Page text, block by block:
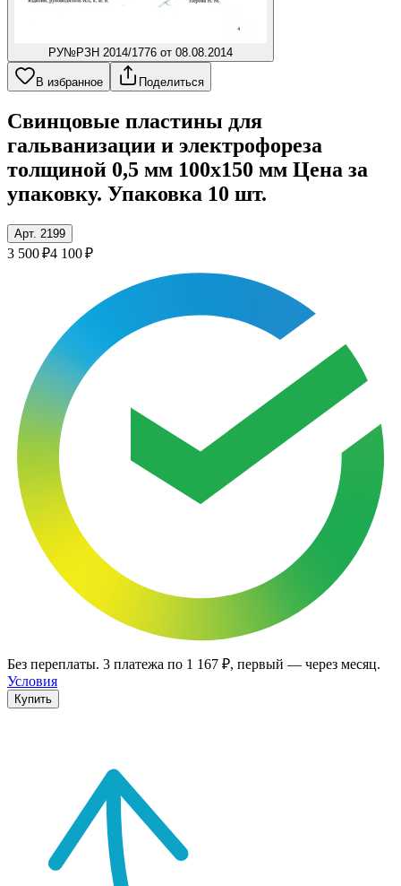
РУ№РЗН 2014/1776 от 08.08.2014
В избранное Поделиться
Свинцовые пластины для
гальванизации и электрофореза
толщиной 0,5 мм 100x150 мм Цена за
упаковку. Упаковка 10 шт.
Арт. 2199
3 500 ₽4 100 ₽
Без переплаты. 3 платежа по 1 167 ₽, первый — через месяц.
Условия
Купить